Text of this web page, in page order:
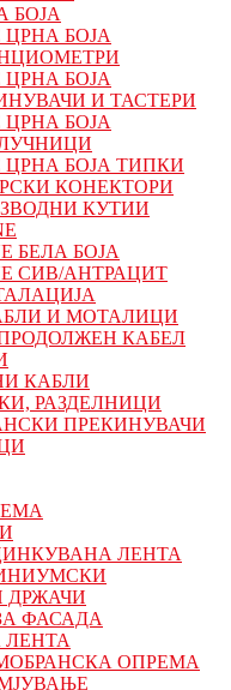
БОЈА
ЦРНА БОЈА
ЦРНА БОЈА
И ТАСТЕРИ
ЦРНА БОЈА
ЦРНА БОЈА ТИПКИ
КОНЕКТОРИ
КУТИИ
БЕЛА БОЈА
СИВ/АНТРАЦИТ
И МОТАЛИЦИ
КАБЕЛ
КАБЛИ
РАЗДЕЛНИЦИ
ПРЕКИНУВАЧИ
ЛЕНТА
ДРЖАЧИ
ФАСАДА
ОПРЕМА